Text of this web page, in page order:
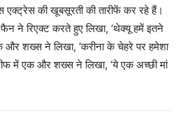
की खूबसूरती की तारीफें कर रहे हैं।
ने रिएक्ट करते हुए लिखा, ‘थेक्यू हमें इतने
और शख्स ने लिखा, ‘करीना के चेहरे पर हमेशा
में एक और शख्स ने लिखा, ‘ये एक अच्छी मां